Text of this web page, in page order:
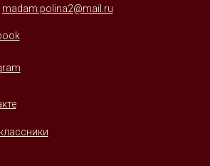
madam.polina2@mail.ru